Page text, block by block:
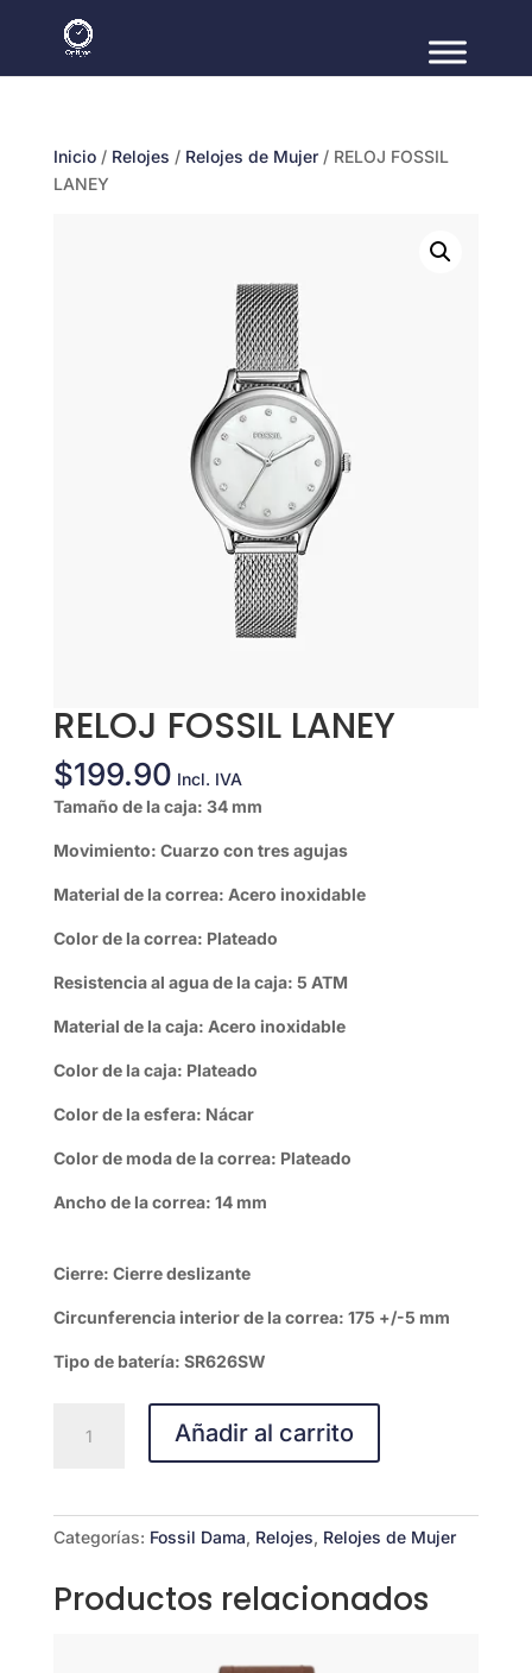
Inicio/ Relojes / Relojes de Mujer/ RELOJ FOSSIL
LANEY
RELOJ FOSSIL LANEY
$199.90 Incl. IVA
Tamaño de la caja: 34 mm
Movimiento: Cuarzo con tres agujas
Material de la correa: Acero inoxidable
Color de la correa: Plateado
Resistencia al agua de la caja: 5 ATM
Material de la caja: Acero inoxidable
Color de la caja: Plateado
Color de la esfera: Nácar
Color de moda de la correa: Plateado
Ancho de la correa: 14 mm
Cierre: Cierre deslizante
Circunferencia interior de la correa: 175 +/-5 mm
Tipo de batería: SR626SW
FOSSIL
Añadir al carrito
Categorías: Fossil Dama, Relojes, Relojes de Mujer
Productos relacionados